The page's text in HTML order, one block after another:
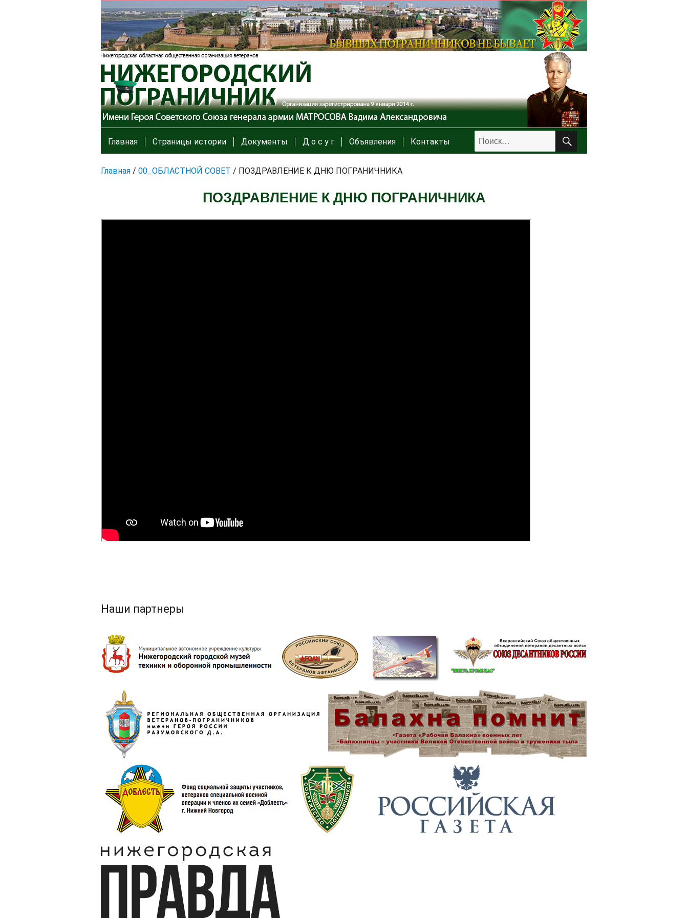
Искать: ПОИСК
Главная Страницы истории Документы Д о с у г Объявления Контакты
Главная / 00_ОБЛАСТНОЙ СОВЕТ / ПОЗДРАВЛЕНИЕ К ДНЮ ПОГРАНИЧНИКА
ПОЗДРАВЛЕНИЕ К ДНЮ ПОГРАНИЧНИКА
Наши партнеры